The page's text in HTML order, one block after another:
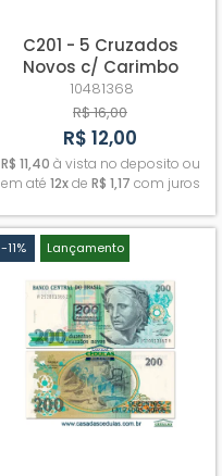
C201 - 5 Cruzados
Novos c/ Carimbo
(Cândido Portinari) - Fe
10481368
R$ 16,00
R$ 12,00
R$ 11,40 à vista no deposito ou
em até 12xde R$ 1,17 com juros
-11% Lançamento